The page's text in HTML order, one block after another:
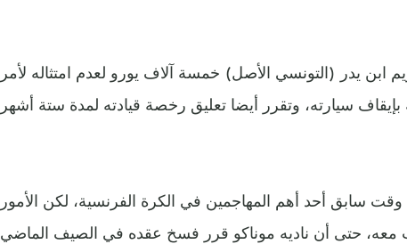
ابن يدر (التونسي الأصل) خمسة آلاف يورو لعدم امتثاله لأمر
سابق أحد أهم المهاجمين في الكرة الفرنسية، لكن الأمور